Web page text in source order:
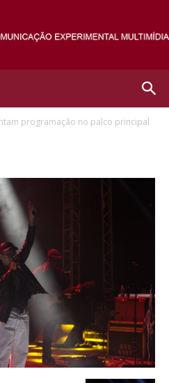
programação no palco principal